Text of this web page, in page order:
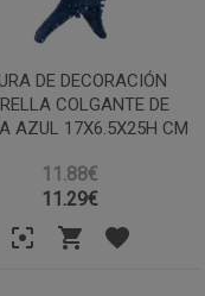
DE DECORACIÓN
COLGANTE DE
AZUL 17X6.5X25H CM
11.88€
11.29€